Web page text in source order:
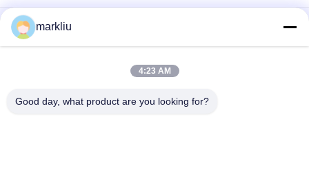
Produkcja podłoża modułu RF/mmwave
produkcja podłoża pakietu mikroelektroniki,
Podłoże do montażu półprzewodników o grubości 0,2 mm
markliu
4:23 AM
Good day, what product are you looking for?